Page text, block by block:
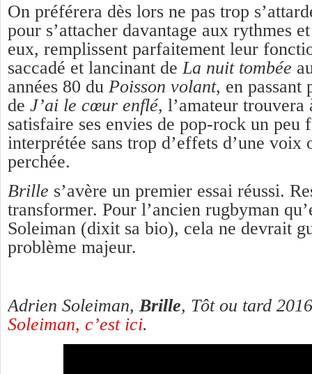
On préférera dès lors ne pas trop
pour s’attacher davantage aux rythmes
eux, remplissent parfaitement leur
saccadé et lancinant de La nuit tombée
années 80 du Poisson volant, en passant
de J’ai le cœur enflé, l’amateur trouvera
satisfaire ses envies de pop-rock un peu
interprétée sans trop d’effets d’une voix
perchée.
Brille s’avère un premier essai réussi.
transformer. Pour l’ancien rugbyman
Soleiman (dixit sa bio), cela ne devrait
problème majeur.
Adrien Soleiman, Brille, Tôt ou tard
Soleiman, c’est ici.